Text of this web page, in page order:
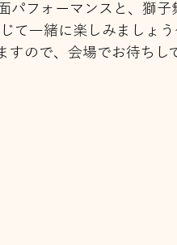
パフォーマンスと、獅子
て一緒に楽しみましょう
すので、会場でお待ちし